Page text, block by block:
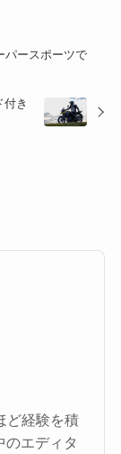
パースポーツで
き
ど経験を積
のエディタ